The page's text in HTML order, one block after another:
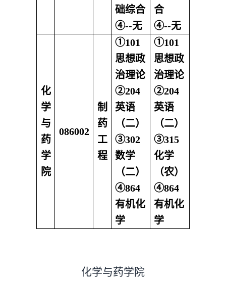
础综合
④--无
合
④--无
化
学
与
药
学
院
086002
制
药
工
程
①101
思想政
治理论
②204
英语
（二）
③302
数学
（二）
④864
有机化
学
①101
思想政
治理论
②204
英语
（二）
③315
化学
（农）
④864
有机化
学
化学与药学院